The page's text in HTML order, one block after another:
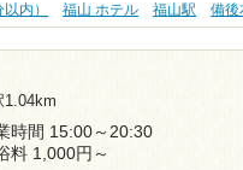
内） 福山 ホテル 福山駅 備後
1.04km
時間 15:00～20:30
料 1,000円～